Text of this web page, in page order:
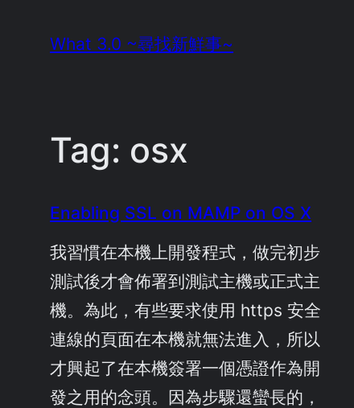
What 3.0 ~尋找新鮮事~
Tag: osx
Enabling SSL on MAMP on OS X
我習慣在本機上開發程式，做完初步
測試後才會佈署到測試主機或正式主
機。為此，有些要求使用 https 安全
連線的頁面在本機就無法進入，所以
才興起了在本機簽署一個憑證作為開
發之用的念頭。因為步驟還蠻長的，